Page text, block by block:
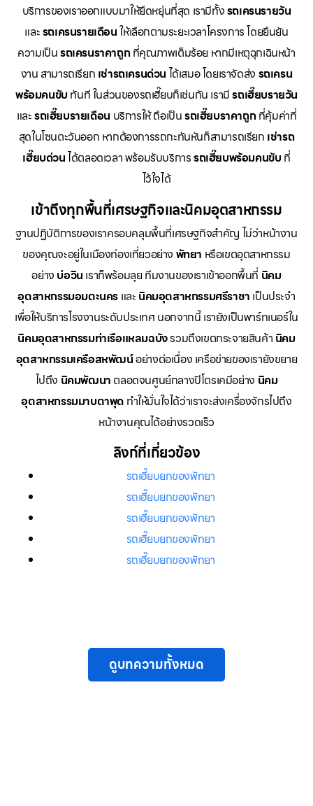
บริการของเราออกแบบมาให้ยืดหยุ่นที่สุด เรามีทั้งรถเครนรายวัน
และรถเครนรายเดือนให้เลือกตามระยะเวลาโครงการ โดยยืนยัน
ความเป็นรถเครนราคาถูกที่คุณภาพเต็มร้อย หากมีเหตุฉุกเฉินหน้า
งาน สามารถเรียก เช่ารถเครนด่วน ได้เสมอ โดยเราจัดส่ง รถเครน
พร้อมคนขับ ทันที ในส่วนของรถเฮี๊ยบก็เช่นกัน เรามีรถเฮี๊ยบรายวัน
และรถเฮี๊ยบรายเดือน บริการให้ ถือเป็นรถเฮี๊ยบราคาถูกที่คุ้มค่าที่
สุดในโซนตะวันออก หากต้องการรถกะทันหันก็สามารถเรียก เช่ารถ
เฮี๊ยบด่วนได้ตลอดเวลา พร้อมรับบริการรถเฮี๊ยบพร้อมคนขับ ที่
ไว้ใจได้
เข้าถึงทุกพื้นที่เศรษฐกิจและนิคมอุตสาหกรรม
ฐานปฏิบัติการของเราครอบคลุมพื้นที่เศรษฐกิจสำคัญ ไม่ว่าหน้างาน
ของคุณจะอยู่ในเมืองท่องเที่ยวอย่าง พัทยา หรือเขตอุตสาหกรรม
อย่าง บ่อวิน เราก็พร้อมลุย ทีมงานของเราเข้าออกพื้นที่ นิคม
อุตสาหกรรมอมตะนครและ นิคมอุตสาหกรรมศรีราชา เป็นประจำ
เพื่อให้บริการโรงงานระดับประเทศ นอกจากนี้ เรายังเป็นพาร์ทเนอร์ใน
นิคมอุตสาหกรรมท่าเรือแหลมฉบังรวมถึงเขตกระจายสินค้า นิคม
อุตสาหกรรมเครือสหพัฒน์อย่างต่อเนื่อง เครือข่ายของเรายังขยาย
ไปถึง นิคมพัฒนา ตลอดจนศูนย์กลางปิโตรเคมีอย่าง นิคม
อุตสาหกรรมมาบตาพุด ทำให้มั่นใจได้ว่าเราจะส่งเครื่องจักรไปถึง
หน้างานคุณได้อย่างรวดเร็ว
ลิงก์ที่เกี่ยวข้อง
รถเฮี๊ยบยกของพัทยา
รถเฮี๊ยบยกของพัทยา
รถเฮี๊ยบยกของพัทยา
รถเฮี๊ยบยกของพัทยา
รถเฮี๊ยบยกของพัทยา
ดูบทความทั้งหมด